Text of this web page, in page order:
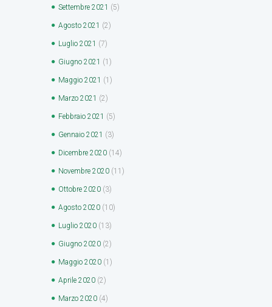
Settembre 2021 (5)
Agosto 2021 (2)
Luglio 2021 (7)
Giugno 2021 (1)
Maggio 2021 (1)
Marzo 2021 (2)
Febbraio 2021 (5)
Gennaio 2021 (3)
Dicembre 2020 (14)
Novembre 2020 (11)
Ottobre 2020 (3)
Agosto 2020 (10)
Luglio 2020 (13)
Giugno 2020 (2)
Maggio 2020 (1)
Aprile 2020 (2)
Marzo 2020 (4)